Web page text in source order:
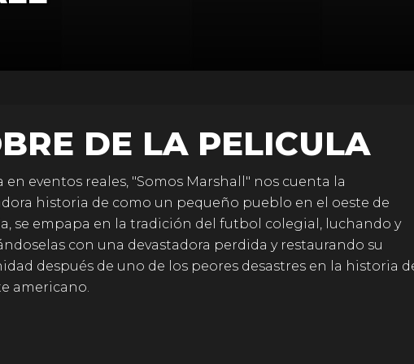
DE LA PELICULA
en eventos reales, "Somos Marshall" nos cuenta la
historia de como un pequeño pueblo en el oeste de
se empapa en la tradición del futbol colegial, luchando y
con una devastadora perdida y restaurando su
después de uno de los peores desastres en la historia
americano.